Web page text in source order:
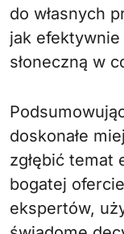
do własnych
jak
słoneczną w
doskonałe
zgłębić temat
bogatej
ekspertów,